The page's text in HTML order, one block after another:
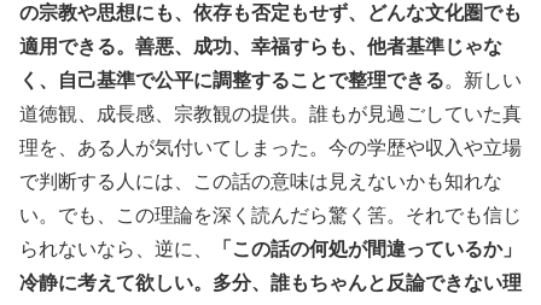
の宗教や思想にも、依存も否定もせず、どんな文化圏でも
適用できる。善悪、成功、幸福すらも、他者基準じゃな
く、自己基準で公平に調整することで整理できる。新しい
道徳観、成長感、宗教観の提供。誰もが見過ごしていた真
理を、ある人が気付いてしまった。今の学歴や収入や立場
で判断する人には、この話の意味は見えないかも知れな
い。でも、この理論を深く読んだら驚く筈。それでも信じ
られないなら、逆に、
「この話の何処が間違っているか」
冷静に考えて欲しい。多分、誰もちゃんと反論できない理